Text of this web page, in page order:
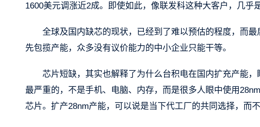
1600美元调涨近2成。即使如此，像联发科这种大客户，几乎
全球及国内缺芯的现状，已经到了难以预估的程度，而
先包揽产能，众多没有议价能力的中小企业只能干等。
芯片短缺，其实也解释了为什么台积电在国内扩充产能
最严重的，不是手机、电脑、内存，而是很多人眼中使用
芯片。扩产28nm产能，可以说是当下代工厂的共同选择，而